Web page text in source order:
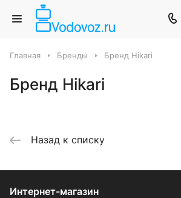
Главная Бренды Бренд Hikari
Бренд Hikari
Назад к списку
Интернет-магазин